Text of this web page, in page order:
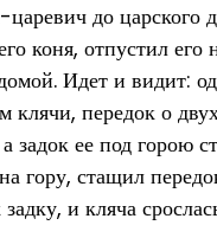
до царского
коня, отпустил
Идет и видит:
клячи, передок о
задок ее под горою
гору, стащил
и кляча